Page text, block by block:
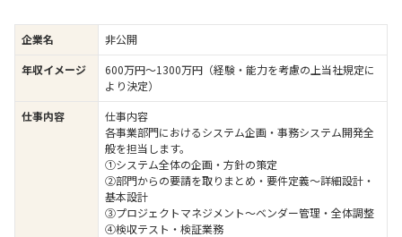
企業名
非公開
年収イメージ
600万円〜1300万円（経験・能力を考慮の上当社規定に
より決定）
仕事内容
仕事内容
各事業部門におけるシステム企画・事務システム開発全
般を担当します。
①システム全体の企画・方針の策定
②部門からの要請を取りまとめ・要件定義～詳細設計・
基本設計
③プロジェクトマネジメント～ベンダー管理・全体調整
④検収テスト・検証業務